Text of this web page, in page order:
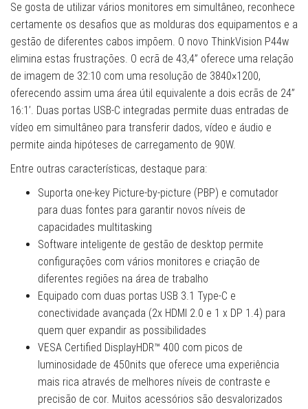
Se gosta de utilizar vários monitores em simultâneo, reconhece
certamente os desafios que as molduras dos equipamentos e a
gestão de diferentes cabos impõem. O novo ThinkVision P44w
elimina estas frustrações. O ecrã de 43,4” oferece uma relação
de imagem de 32:10 com uma resolução de 3840×1200,
oferecendo assim uma área útil equivalente a dois ecrãs de 24”
16:1’. Duas portas USB-C integradas permite duas entradas de
vídeo em simultâneo para transferir dados, vídeo e áudio e
permite ainda hipóteses de carregamento de 90W.
Entre outras características, destaque para:
Suporta one-key Picture-by-picture (PBP) e comutador
para duas fontes para garantir novos níveis de
capacidades multitasking
Software inteligente de gestão de desktop permite
configurações com vários monitores e criação de
diferentes regiões na área de trabalho
Equipado com duas portas USB 3.1 Type-C e
conectividade avançada (2x HDMI 2.0 e 1 x DP 1.4) para
quem quer expandir as possibilidades
VESA Certified DisplayHDR™ 400 com picos de
luminosidade de 450nits que oferece uma experiência
mais rica através de melhores níveis de contraste e
precisão de cor. Muitos acessórios são desvalorizados